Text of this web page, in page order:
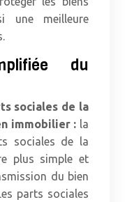
une meilleure
du
sociales de la
immobilier : la
sociales de la
plus simple et
du bien
parts sociales